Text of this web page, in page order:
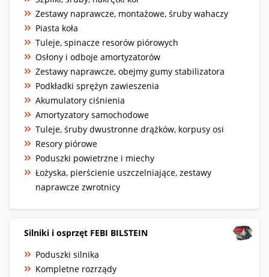
Zestawy naprawcze, montażowe, śruby wahaczy
Piasta koła
Tuleje, spinacze resorów piórowych
Osłony i odboje amortyzatorów
Zestawy naprawcze, obejmy gumy stabilizatora
Podkładki sprężyn zawieszenia
Akumulatory ciśnienia
Amortyzatory samochodowe
Tuleje, śruby dwustronne drążków, korpusy osi
Resory piórowe
Poduszki powietrzne i miechy
Łożyska, pierścienie uszczelniające, zestawy
naprawcze zwrotnicy
Silniki i osprzęt FEBI BILSTEIN
Poduszki silnika
Kompletne rozrządy